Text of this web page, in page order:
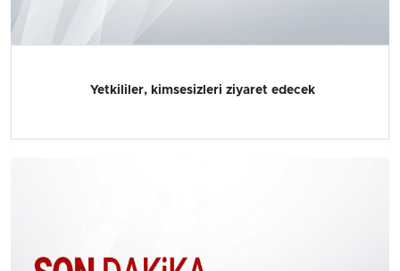
Yetkililer, kimsesizleri ziyaret edecek